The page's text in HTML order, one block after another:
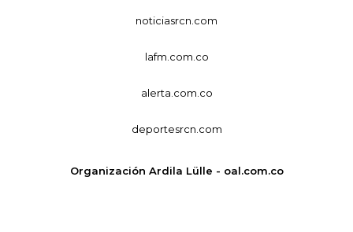
noticiasrcn.com
lafm.com.co
alerta.com.co
deportesrcn.com
Organización Ardila Lülle - oal.com.co